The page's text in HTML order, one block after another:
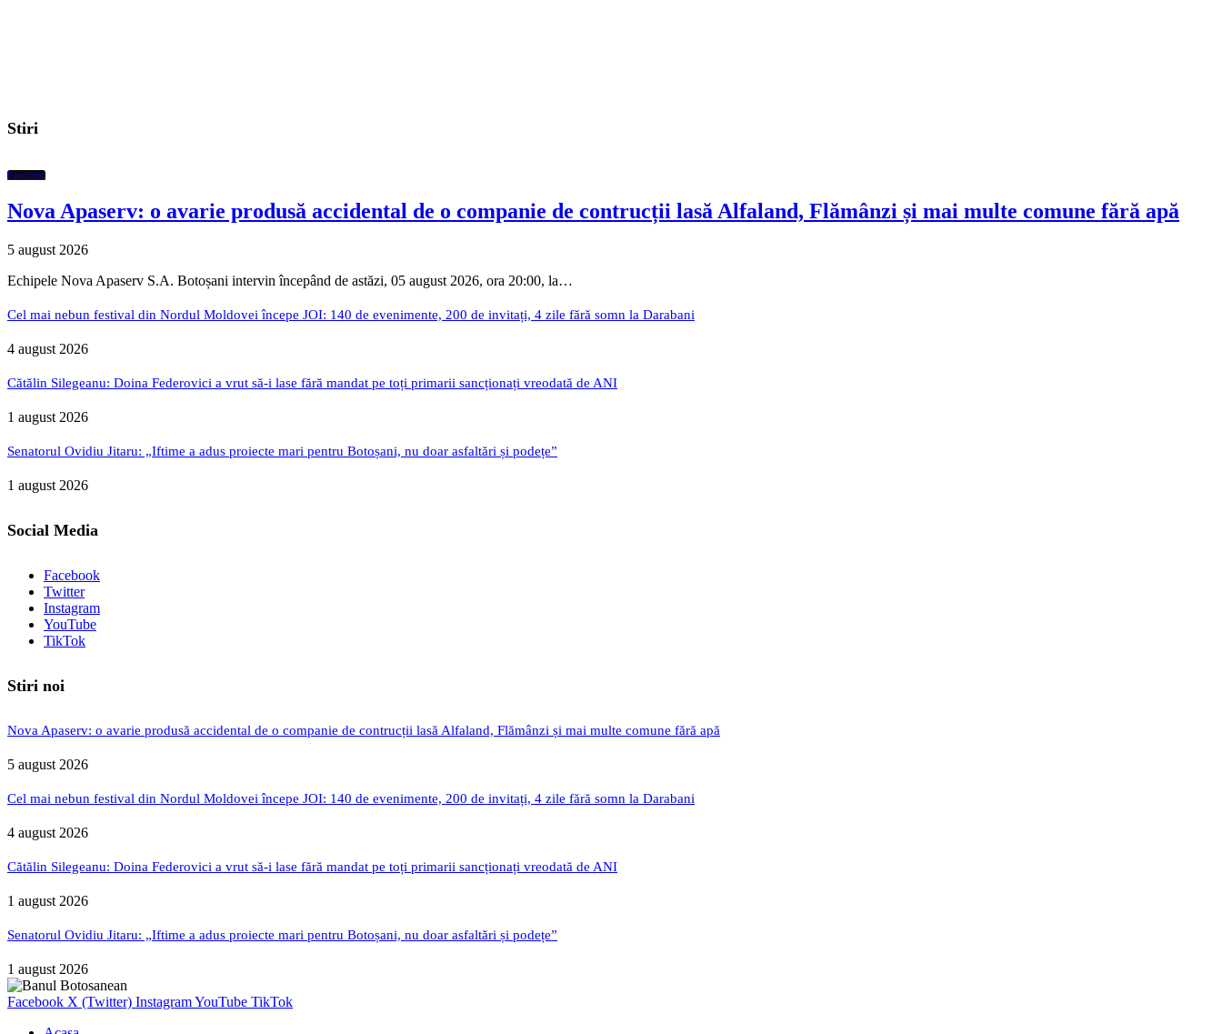
Stiri
Featured
Nova Apaserv: o avarie produsă accidental de o companie de contrucții lasă Alfaland, Flămânzi și mai multe comune fără apă
5 august 2026
Echipele Nova Apaserv S.A. Botoșani intervin începând de astăzi, 05 august 2026, ora 20:00, la…
Cel mai nebun festival din Nordul Moldovei începe JOI: 140 de evenimente, 200 de invitați, 4 zile fără somn la Darabani
4 august 2026
Cătălin Silegeanu: Doina Federovici a vrut să-i lase fără mandat pe toți primarii sancționați vreodată de ANI
1 august 2026
Senatorul Ovidiu Jitaru: „Iftime a adus proiecte mari pentru Botoșani, nu doar asfaltări și podețe”
1 august 2026
Social Media
Facebook
Twitter
Instagram
YouTube
TikTok
Stiri noi
Nova Apaserv: o avarie produsă accidental de o companie de contrucții lasă Alfaland, Flămânzi și mai multe comune fără apă
5 august 2026
Cel mai nebun festival din Nordul Moldovei începe JOI: 140 de evenimente, 200 de invitați, 4 zile fără somn la Darabani
4 august 2026
Cătălin Silegeanu: Doina Federovici a vrut să-i lase fără mandat pe toți primarii sancționați vreodată de ANI
1 august 2026
Senatorul Ovidiu Jitaru: „Iftime a adus proiecte mari pentru Botoșani, nu doar asfaltări și podețe”
1 august 2026
Facebook X (Twitter) InstagramYouTube TikTok